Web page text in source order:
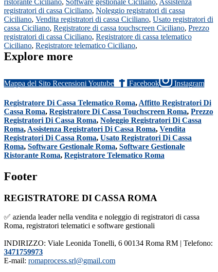
registratori di cassa Ciciliano, Noleggio registratori di cassa
Ciciliano, Vendita registratori di cassa Ciciliano, Usato registratori di
cassa Ciciliano, Registratore di cassa touchscreen Ciciliano, Prezzo
registratori di cassa Ciciliano, Registratore di cassa telematico
Ciciliano, Registratore telematico Ciciliano,
Explore more
Mappa del Sito Recensioni Youtube Facebook Instagram
Registratore Di Cassa Telematico Roma, Affitto Registratori Di
Cassa Roma, Registratore Di Cassa Touchscreen Roma, Prezzo
Registratori Di Cassa Roma, Noleggio Registratori Di Cassa
Roma, Assistenza Registratori Di Cassa Roma, Vendita
Registratori Di Cassa Roma, Usato Registratori Di Cassa
Roma, Software Gestionale Roma, Software Gestionale
Ristorante Roma, Registratore Telematico Roma
Footer
REGISTRATORE DI CASSA ROMA
✅ azienda leader nella vendita e noleggio di registratori di cassa
Roma, registratori telematici e software gestionali
INDIRIZZO: Viale Leonida Tonelli, 6 00134 Roma RM | Telefono:
3471759973
E-mail: romaprocess.srl@gmail.com